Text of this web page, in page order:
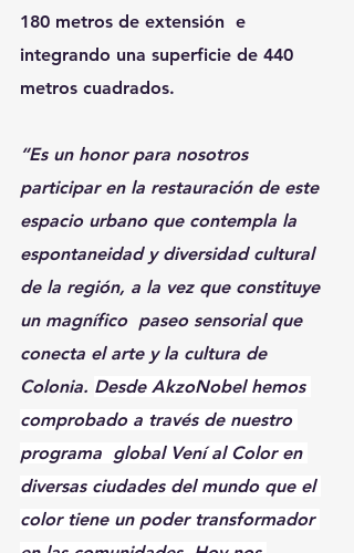
180 metros de extensión  e
integrando una superficie de 440
metros cuadrados.
“Es un honor para nosotros
participar en la restauración de este
espacio urbano que contempla la
espontaneidad y diversidad cultural
de la región, a la vez que constituye
un magnífico  paseo sensorial que
conecta el arte y la cultura de
Colonia. Desde AkzoNobel hemos
comprobado a través de nuestro
programa  global Vení al Color en
diversas ciudades del mundo que el
color tiene un poder transformador